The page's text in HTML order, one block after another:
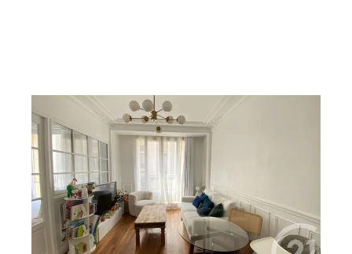
PARIS 75013
47,12 m
, 3 pièces
Ref : 14695
Appartement F3 à louer
2 090 €
par mois charges comprises